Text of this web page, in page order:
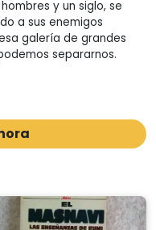
y un siglo, se
a sus enemigos
galería de grandes
separarnos.